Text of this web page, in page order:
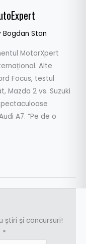
Bogdan Stan
MotorXpert
Alte
Focus, testul
Mazda 2 vs. Suzuki
A7. “Pe de o
și concursuri!
*